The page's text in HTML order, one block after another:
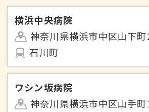
横浜中央病院
神奈川県横浜市中区山下
石川町
ワシン坂病院
神奈川県横浜市中区山手